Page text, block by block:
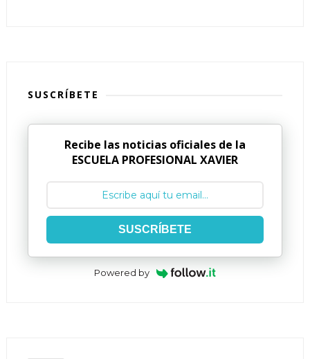
SUSCRÍBETE
Recibe las noticias oficiales de la
ESCUELA PROFESIONAL XAVIER
SUSCRÍBETE
Powered by